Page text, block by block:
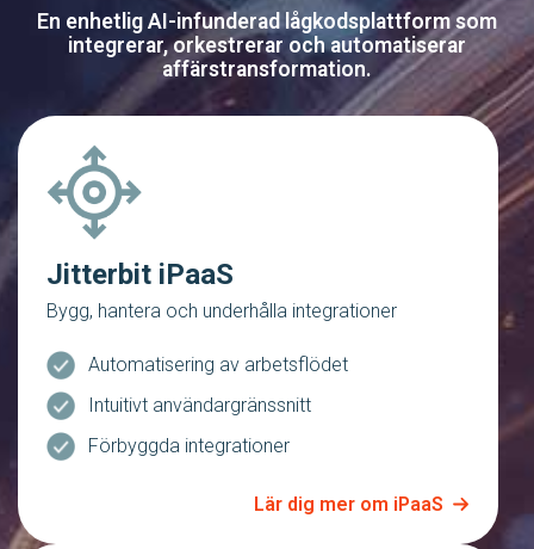
En enhetlig AI-infunderad lågkodsplattform som
integrerar, orkestrerar och automatiserar
affärstransformation.
Jitterbit iPaaS
Bygg, hantera och underhålla integrationer
Automatisering av arbetsflödet
Intuitivt användargränssnitt
Förbyggda integrationer
Lär dig mer om iPaaS